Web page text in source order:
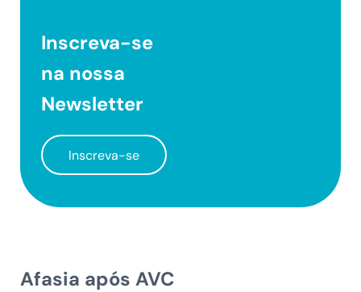
Inscreva-se
na nossa
Newsletter
Inscreva-se
Afasia após AVC